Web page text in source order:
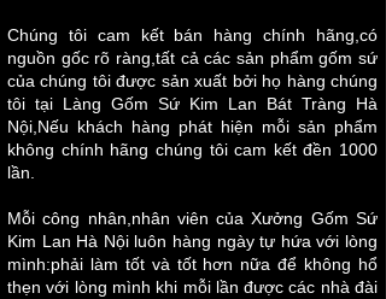
Chúng tôi cam kết bán hàng chính hãng,có
nguồn gốc rõ ràng,tất cả các sản phẩm gốm sứ
của chúng tôi được sản xuất bởi họ hàng chúng
tôi tại Làng Gốm Sứ Kim Lan Bát Tràng Hà
Nội,Nếu khách hàng phát hiện mỗi sản phẩm
không chính hãng chúng tôi cam kết đền 1000
lần.
Mỗi công nhân,nhân viên của Xưởng Gốm Sứ
Kim Lan Hà Nội luôn hàng ngày tự hứa với lòng
mình:phải làm tốt và tốt hơn nữa để không hổ
thẹn với lòng mình khi mỗi lần được các nhà đài